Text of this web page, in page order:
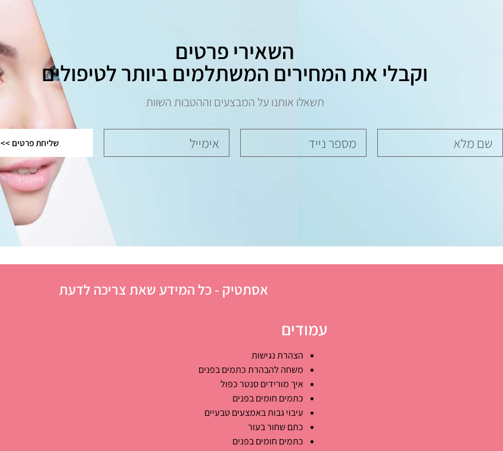
השאירי פרטים
וקבלי את המחירים המשתלמים ביותר לטיפולים
תשאלו אותנו על המבצעים וההטבות השוות
שליחת פרטים >>
אסתטיק - כל המידע שאת צריכה לדעת
עמודים
הצהרת נגישות
משחה להבהרת כתמים בפנים
איך מורידים סנטר כפול
כתמים חומים בפנים
עיבוי גבות באמצעים טבעיים
כתם שחור בעור
כתמים חומים בפנים